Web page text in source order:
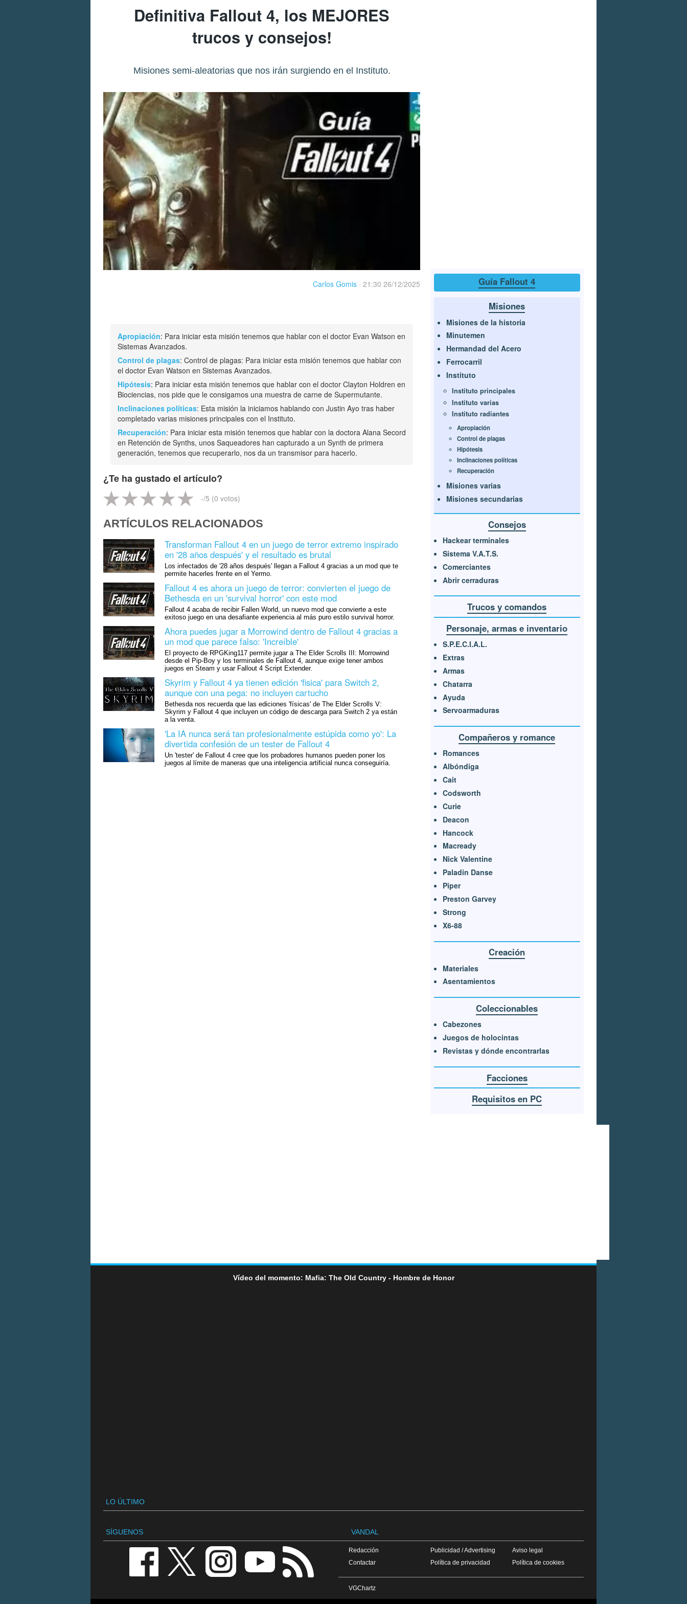
Definitiva Fallout 4, los MEJORES
trucos y consejos!
Misiones semi-aleatorias que nos irán surgiendo en el Instituto.
Carlos Gomis · 21:30 26/12/2025
Apropiación: Para iniciar esta misión tenemos que hablar con el doctor Evan Watson en
Sistemas Avanzados.
Control de plagas: Control de plagas: Para iniciar esta misión tenemos que hablar con
el doctor Evan Watson en Sistemas Avanzados.
Hipótesis: Para iniciar esta misión tenemos que hablar con el doctor Clayton Holdren en
Biociencias, nos pide que le consigamos una muestra de carne de Supermutante.
Inclinaciones políticas: Esta misión la iniciamos hablando con Justin Ayo tras haber
completado varias misiones principales con el Instituto.
Recuperación: Para iniciar esta misión tenemos que hablar con la doctora Alana Secord
en Retención de Synths, unos Saqueadores han capturado a un Synth de primera
generación, tenemos que recuperarlo, nos da un transmisor para hacerlo.
¿Te ha gustado el artículo?
-/5 (0 votos)
ARTÍCULOS RELACIONADOS
Transforman Fallout 4 en un juego de terror extremo inspirado
en '28 años después' y el resultado es brutal
Los infectados de '28 años después' llegan a Fallout 4 gracias a un mod que te
permite hacerles frente en el Yermo.
Fallout 4 es ahora un juego de terror: convierten el juego de
Bethesda en un 'survival horror' con este mod
Fallout 4 acaba de recibir Fallen World, un nuevo mod que convierte a este
exitoso juego en una desafiante experiencia al más puro estilo survival horror.
Ahora puedes jugar a Morrowind dentro de Fallout 4 gracias a
un mod que parece falso: 'Increíble'
El proyecto de RPGKing117 permite jugar a The Elder Scrolls III: Morrowind
desde el Pip-Boy y los terminales de Fallout 4, aunque exige tener ambos
juegos en Steam y usar Fallout 4 Script Extender.
Skyrim y Fallout 4 ya tienen edición 'fisica' para Switch 2,
aunque con una pega: no incluyen cartucho
Bethesda nos recuerda que las ediciones 'físicas' de The Elder Scrolls V:
Skyrim y Fallout 4 que incluyen un código de descarga para Switch 2 ya están
a la venta.
'La IA nunca será tan profesionalmente estúpida como yo': La
divertida confesión de un tester de Fallout 4
Un 'tester' de Fallout 4 cree que los probadores humanos pueden poner los
juegos al límite de maneras que una inteligencia artificial nunca conseguiría.
Guía Fallout 4
Misiones
Misiones de la historia
Minutemen
Hermandad del Acero
Ferrocarril
Instituto
Instituto principales
Instituto varias
Instituto radiantes
Apropiación
Control de plagas
Hipótesis
Inclinaciones políticas
Recuperación
Misiones varias
Misiones secundarias
Consejos
Hackear terminales
Sistema V.A.T.S.
Comerciantes
Abrir cerraduras
Trucos y comandos
Personaje, armas e inventario
S.P.E.C.I.A.L.
Extras
Armas
Chatarra
Ayuda
Servoarmaduras
Compañeros y romance
Romances
Albóndiga
Cait
Codsworth
Curie
Deacon
Hancock
Macready
Nick Valentine
Paladin Danse
Piper
Preston Garvey
Strong
X6-88
Creación
Materiales
Asentamientos
Coleccionables
Cabezones
Juegos de holocintas
Revistas y dónde encontrarlas
Facciones
Requisitos en PC
Vídeo del momento: Mafia: The Old Country - Hombre de Honor
LO ÚLTIMO
SÍGUENOS VANDAL
Redacción
Contactar
Publicidad / Advertising
Política de privacidad
Aviso legal
Política de cookies
VGChartz